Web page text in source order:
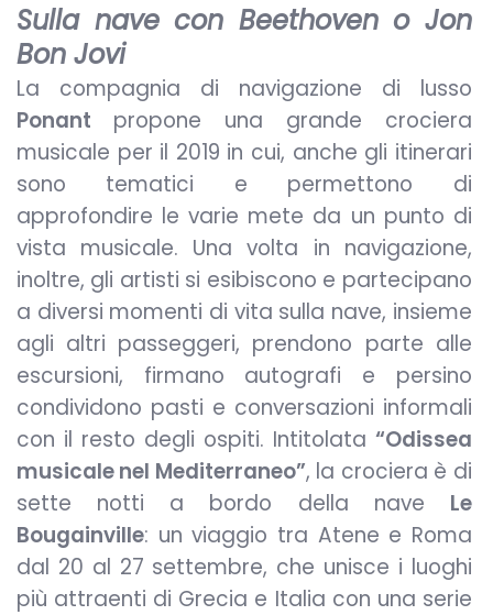
Sulla nave con Beethoven o Jon
Bon Jovi
La compagnia di navigazione di lusso
Ponant propone una grande crociera
musicale per il 2019 in cui, anche gli itinerari
sono tematici e permettono di
approfondire le varie mete da un punto di
vista musicale. Una volta in navigazione,
inoltre, gli artisti si esibiscono e partecipano
a diversi momenti di vita sulla nave, insieme
agli altri passeggeri, prendono parte alle
escursioni, firmano autografi e persino
condividono pasti e conversazioni informali
con il resto degli ospiti. Intitolata “Odissea
musicale nel Mediterraneo”, la crociera è di
sette notti a bordo della nave Le
Bougainville: un viaggio tra Atene e Roma
dal 20 al 27 settembre, che unisce i luoghi
più attraenti di Grecia e Italia con una serie